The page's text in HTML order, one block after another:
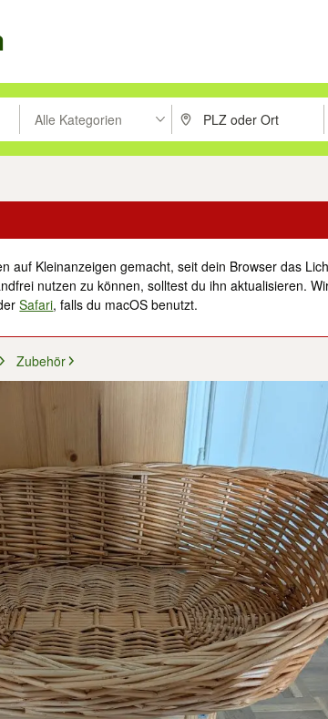
um zu suchen, oder Vorschläge mit den
Alle Kategorien PLZ oder Ort eingeben.
auf Kleinanzeigen gemacht, seit dein Browser das
nutzen zu können, solltest du ihn aktualisieren.
Safari, falls du macOS benutzt.
Zubehör